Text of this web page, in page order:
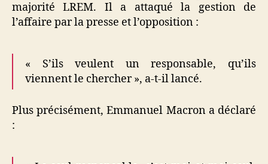
majorité LREM. Il a attaqué la gestion de
l’affaire par la presse et l’opposition :
« S’ils veulent un responsable, qu’ils
viennent le chercher », a-t-il lancé.
Plus précisément, Emmanuel Macron a déclaré
: